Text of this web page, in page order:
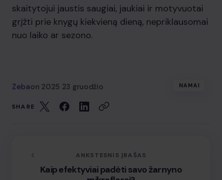
skaitytojui jaustis saugiai, jaukiai ir motyvuotai
grįžti prie knygų kiekvieną dieną, nepriklausomai
nuo laiko ar sezono.
Zebaon 2025 23 gruodžio NAMAI
SHARE
ANKSTESNIS ĮRAŠAS
Kaip efektyviai padėti savo žarnyno